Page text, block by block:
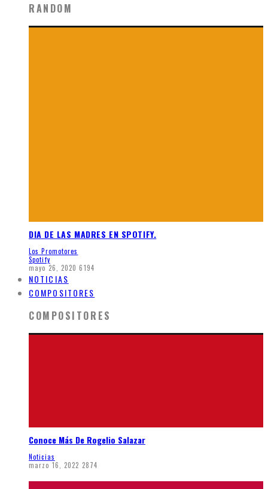
RANDOM
DIA DE LAS MADRES EN SPOTIFY.
Los Promotores
Spotify
mayo 26, 2020 6194
NOTICIAS
COMPOSITORES
COMPOSITORES
Conoce Más De Rogelio Salazar
Noticias
marzo 16, 2022 2874